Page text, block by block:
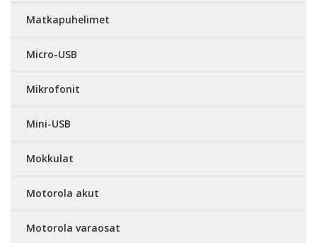
Matkapuhelimet
Micro-USB
Mikrofonit
Mini-USB
Mokkulat
Motorola akut
Motorola varaosat